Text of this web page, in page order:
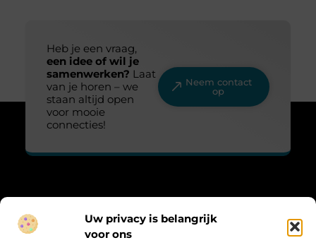
Uw privacy is belangrijk
voor ons
Heb je een vraag,
een idee of wil je
samenwerken? Laat
van je horen – we
staan altijd open
voor mooie
connecties!
Neem contact
op
“Fris, sprankelend en vol leven.”